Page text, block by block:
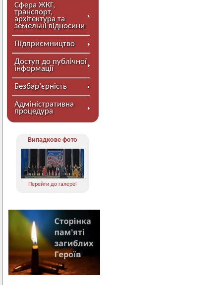
Сфера ЖКГ,
транспорт,
архітектура та
земельні відносини
Підприємництво
Доступ до публічної
інформації
Безбар’єрність
Адміністративна
процедура
Випадкове фото
Перейти до галереї